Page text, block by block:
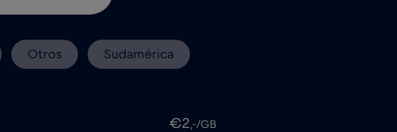
Otros Sudamérica
€2,-/GB